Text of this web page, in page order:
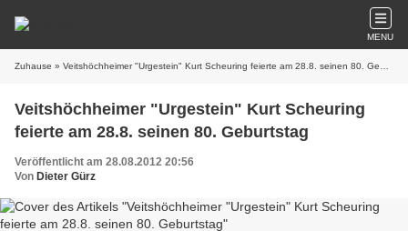
MENU
Zuhause » Veitshöchheimer "Urgestein" Kurt Scheuring feierte am 28.8. seinen 80. Geburtstag
Veitshöchheimer "Urgestein" Kurt Scheuring
feierte am 28.8. seinen 80. Geburtstag
Veröffentlicht am 28.08.2012 20:56
Von Dieter Gürz